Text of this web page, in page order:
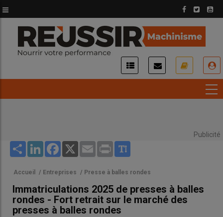
au
contenu
principal
Publicité
Share LinkedInFacebook
X Email Print
Accueil / Entreprises / Presse à balles rondes
Immatriculations 2025 de presses à balles
rondes - Fort retrait sur le marché des
presses à balles rondes